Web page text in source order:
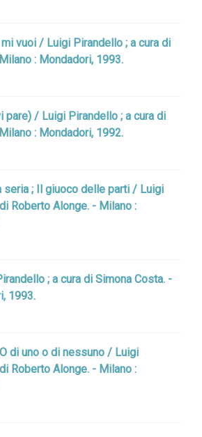
vuoi / Luigi Pirandello ; a cura di
: Mondadori, 1993.
pare) / Luigi Pirandello ; a cura di
: Mondadori, 1992.
seria ; Il giuoco delle parti / Luigi
Roberto Alonge. - Milano :
; a cura di Simona Costa. -
1993.
di uno o di nessuno / Luigi
Roberto Alonge. - Milano :